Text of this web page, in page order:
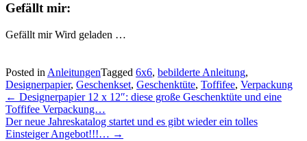
Gefällt mir:
Gefällt mir Wird geladen …
Posted in AnleitungenTagged 6x6, bebilderte Anleitung,
Designerpapier, Geschenkset, Geschenktüte, Toffifee, Verpackung
Post
navigation
← Designerpapier 12 x 12″: diese große Geschenktüte und eine
Toffifee Verpackung…
Der neue Jahreskatalog startet und es gibt wieder ein tolles
Einsteiger Angebot!!!… →